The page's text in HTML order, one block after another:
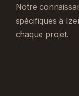
Notre
spécifiques à
chaque projet.